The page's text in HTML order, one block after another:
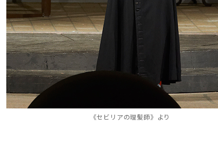
《セビリアの理髪師》より